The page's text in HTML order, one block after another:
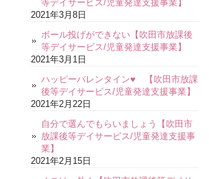
等デイサービス/児童発達支援事業】
2021年3月8日
ボール投げができない【吹田市放課後
等デイサービス/児童発達支援事業】
2021年3月1日
ハッピーバレンタイン♥ 【吹田市放課
後等デイサービス/児童発達支援事業】
2021年2月22日
自分で選んでもらいましょう【吹田市
放課後等デイサービス/児童発達支援事
業】
2021年2月15日